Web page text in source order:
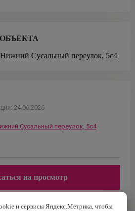
Сусальный переулок, 5с4
24.06.2026
Сусальный переулок, 5с4
на просмотр
и сервисы Яндекс.Метрика, чтобы